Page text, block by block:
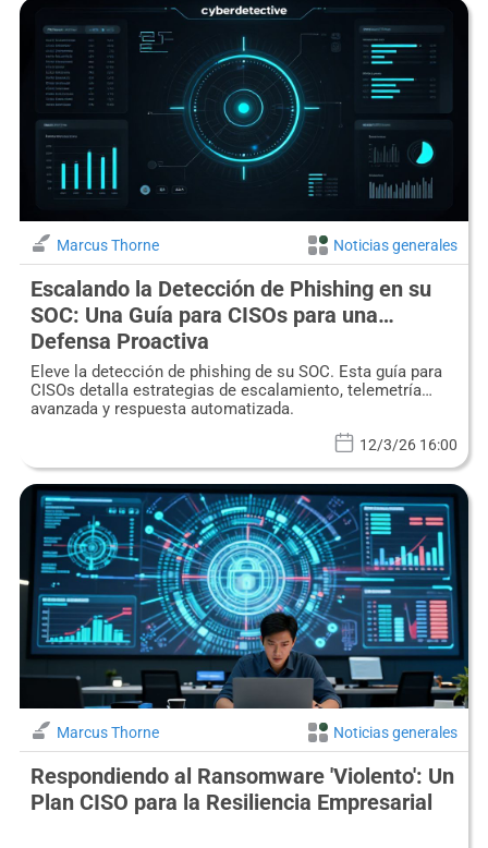
Marcus Thorne Noticias generales
Escalando la Detección de Phishing en su
SOC: Una Guía para CISOs para una
Defensa Proactiva
Eleve la detección de phishing de su SOC. Esta guía para
CISOs detalla estrategias de escalamiento, telemetría
avanzada y respuesta automatizada.
12/3/26 16:00
Marcus Thorne Noticias generales
Respondiendo al Ransomware 'Violento': Un
Plan CISO para la Resiliencia Empresarial